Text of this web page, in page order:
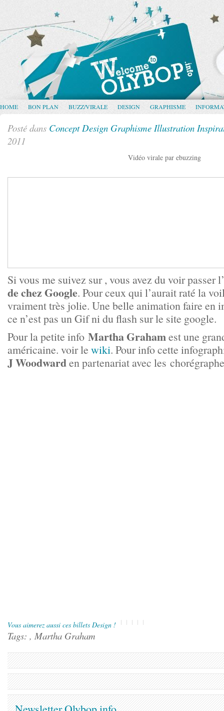
HOME BON PLAN BUZZ/VIRALE DESIGN GRAPHISME
Posté dans Concept Design Graphisme Illustration
2011
Vidéo virale par ebuzzing
Si vous me suivez sur , vous avez du voir passer l’
de chez Google. Pour ceux qui l’aurait raté la
vraiment très jolie. Une belle animation faire en
ce n’est pas un Gif ni du flash sur le site google.
Pour la petite info Martha Grahamest une
américaine. voir le wiki. Pour info cette
J Woodwarden partenariat avec les
Vous aimerez aussi ces billets Design !
Tags: , Martha Graham